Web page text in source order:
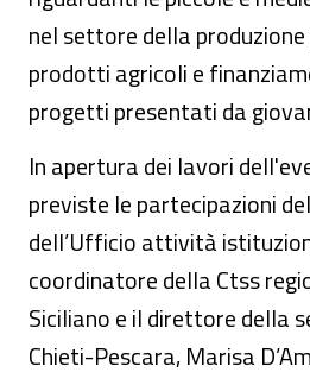
nel settore della
prodotti agricoli e
progetti presentati da
In apertura dei lavori
previste le partecipazioni
dell’Ufficio attività
coordinatore della Ctss
Siciliano e il direttore della
Chieti-Pescara, Marisa